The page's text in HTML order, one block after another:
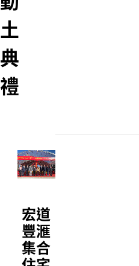
土
典
禮
宏道
豐滙
集合